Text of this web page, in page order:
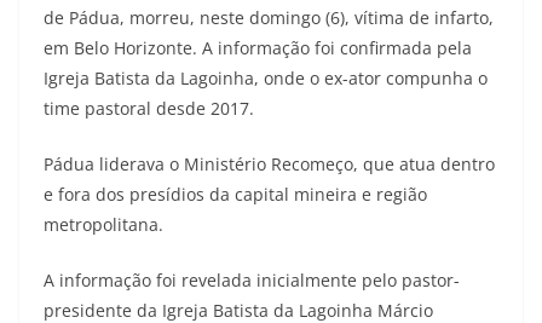
de Pádua, morreu, neste domingo (6), vítima de infarto,
em Belo Horizonte. A informação foi confirmada pela
Igreja Batista da Lagoinha, onde o ex-ator compunha o
time pastoral desde 2017.
Pádua liderava o Ministério Recomeço, que atua dentro
e fora dos presídios da capital mineira e região
metropolitana.
A informação foi revelada inicialmente pelo pastor-
presidente da Igreja Batista da Lagoinha Márcio